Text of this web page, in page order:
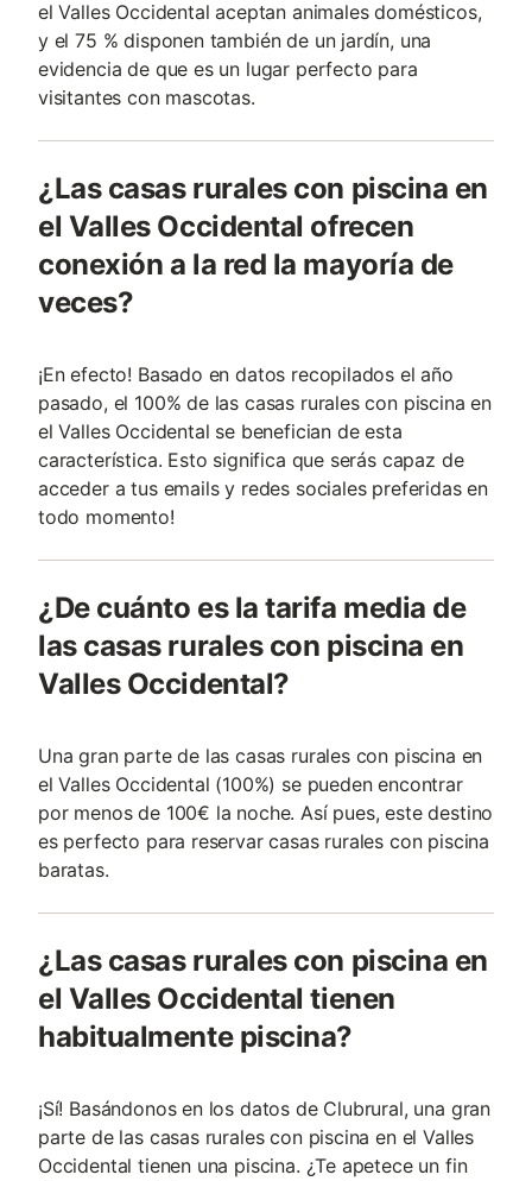
el Valles Occidental aceptan animales domésticos,
y el 75 % disponen también de un jardín, una
evidencia de que es un lugar perfecto para
visitantes con mascotas.
¿Las casas rurales con piscina en
el Valles Occidental ofrecen
conexión a la red la mayoría de
veces?
¡En efecto! Basado en datos recopilados el año
pasado, el 100% de las casas rurales con piscina en
el Valles Occidental se benefician de esta
característica. Esto significa que serás capaz de
acceder a tus emails y redes sociales preferidas en
todo momento!
¿De cuánto es la tarifa media de
las casas rurales con piscina en
Valles Occidental?
Una gran parte de las casas rurales con piscina en
el Valles Occidental (100%) se pueden encontrar
por menos de 100€ la noche. Así pues, este destino
es perfecto para reservar casas rurales con piscina
baratas.
¿Las casas rurales con piscina en
el Valles Occidental tienen
habitualmente piscina?
¡Sí! Basándonos en los datos de Clubrural, una gran
parte de las casas rurales con piscina en el Valles
Occidental tienen una piscina. ¿Te apetece un fin